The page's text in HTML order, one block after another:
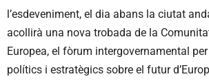
l’esdeveniment, el dia abans la ciutat
acollirà una nova trobada de la
Europea, el fòrum intergovernamental
polítics i estratègics sobre el futur